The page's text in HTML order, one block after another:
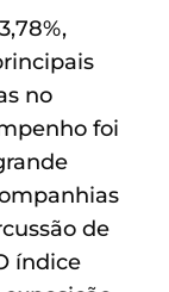
no
foi
de
índice